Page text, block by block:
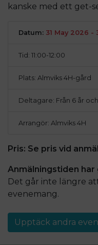
kanske med ett get-
Datum: 31 May 2026 -
Tid: 11:00-12:00
Plats: Almviks 4H-gård
Deltagare: Från 6 år
Arrangör: Almviks 4H
Pris: Se pris vid
Anmälningstiden har
Det går inte längre
evenemang.
Upptäck andra